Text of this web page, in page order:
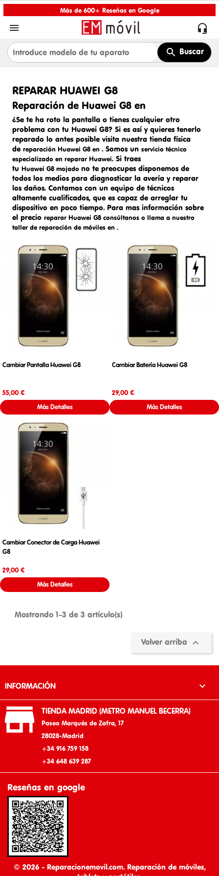
Más de 600+ Reseñas en Google
 
Buscar
REPARAR HUAWEI G8
Reparación de Huawei G8 en
¿Se te ha roto la pantalla o tienes cualquier otro
problema con tu Huawei G8? Si es así y quieres tenerlo
reparado lo antes posible visita nuestra tienda física
de reparación Huawei G8 en . Somos un servicio técnico
especializado en reparar Huawei. Si traes
tu Huawei G8 mojado no te preocupes disponemos de
todos los medios para diagnosticar la avería y reparar
los daños. Contamos con un equipo de técnicos
altamente cualificados, que es capaz de arreglar tu
dispositivo en poco tiempo. Para mas información sobre
el precio reparar Huawei G8 consúltanos o llama a nuestro
taller de reparación de móviles en .
Cambiar Pantalla Huawei G8
55,00 €
Más Detalles
Cambiar Batería Huawei G8
29,00 €
Más Detalles
Cambiar Conector de Carga Huawei
G8
29,00 €
Más Detalles
Mostrando 1-3 de 3 artículo(s)
Volver arriba 
INFORMACIÓN 
 TIENDA MADRID (METRO MANUEL BECERRA)
Paseo Marqués de Zafra, 17
28028-Madrid
+34 916 759 158
+34 648 639 287
Reseñas en google
© 2026 - Reparacionemovil.com. Reparación de móviles,